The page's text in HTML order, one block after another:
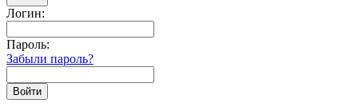
Логин:
Пароль:
Забыли пароль?
Войти